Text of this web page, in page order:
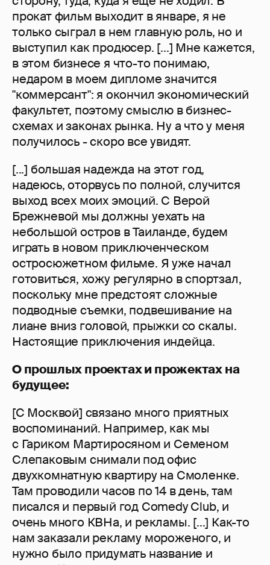
прокат фильм выходит в январе, я не
только сыграл в нем главную роль, но и
выступил как продюсер. [...] Мне кажется,
в этом бизнесе я что-то понимаю,
недаром в моем дипломе значится
"коммерсант": я окончил экономический
факультет, поэтому смыслю в бизнес-
схемах и законах рынка. Ну а что у меня
получилось - скоро все увидят.
[...] большая надежда на этот год,
надеюсь, оторвусь по полной, случится
выход всех моих эмоций. С Верой
Брежневой мы должны уехать на
небольшой остров в Таиланде, будем
играть в новом приключенческом
остросюжетном фильме. Я уже начал
готовиться, хожу регулярно в спортзал,
поскольку мне предстоят сложные
подводные съемки, подвешивание на
лиане вниз головой, прыжки со скалы.
Настоящие приключения индейца.
О прошлых проектах и прожектах на
будущее:
[С Москвой] связано много приятных
воспоминаний. Например, как мы
с Гариком Мартиросяном и Семеном
Слепаковым снимали под офис
двухкомнатную квартиру на Смоленке.
Там проводили часов по 14 в день, там
писался и первый год Comedy Club, и
очень много КВНа, и рекламы. [...] Как-то
нам заказали рекламу мороженого, и
нужно было придумать название и